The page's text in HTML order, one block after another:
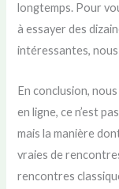
longtemps. Pour
à essayer des
intéressantes,
En conclusion,
en ligne, ce n’est
mais la manière
vraies de
rencontres